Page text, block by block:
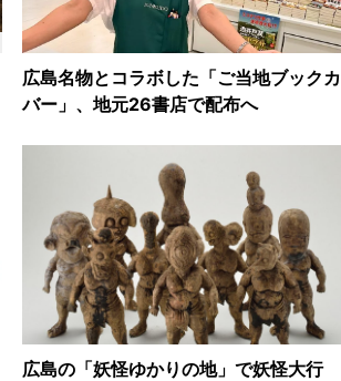
広島名物とコラボした「ご当地ブックカ
バー」、地元26書店で配布へ
広島の「妖怪ゆかりの地」で妖怪大行